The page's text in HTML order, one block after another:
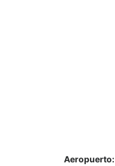
Aeropuerto: